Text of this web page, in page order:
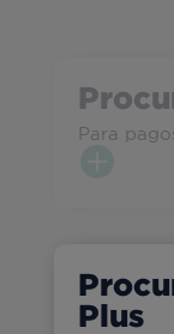
Para
Plus